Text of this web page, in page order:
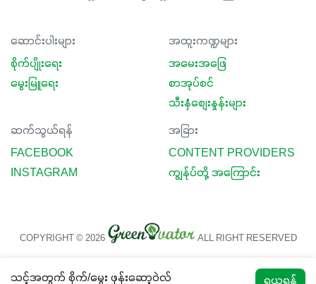
ဆောင်းပါးများ
စိုက်ပျိုးရေး
မွေးမြူရေး
အထူးကဏ္ဍများ
အမေးအဖြေ
စာအုပ်စင်
သီးနှံစျေးနှုန်းများ
ဆက်သွယ်ရန်
FACEBOOK
INSTAGRAM
အခြား
CONTENT PROVIDERS
ကျွန်ုပ်တို့ အကြောင်း
COPYRIGHT © 2026 ALL RIGHT RESERVED
သင့်အတွက် စိုက်/မွေး ဖုန်းဆော့ဝဲလ် ရယူရန်